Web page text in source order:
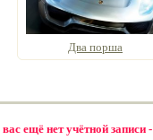
Два порша
ещё нет учётной записи -